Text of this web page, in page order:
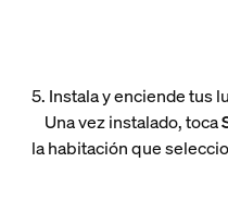
5. Instala y enciende tus
Una vez instalado, toca
la habitación que